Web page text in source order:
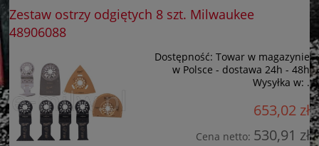
Zestaw ostrzy odgiętych 8 szt. Milwaukee
48906088
Dostępność: Towar w magazynie
w Polsce - dostawa 24h - 48h
Wysyłka w: .
653,02 zł
Cena netto: 530,91 zł